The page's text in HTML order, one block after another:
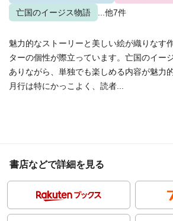
亡国のイージス物語
...他7件
魅力的なストーリーと美しい絵が織りなす
ターの個性が際立っています。亡国のイー
ありながら、単独でも楽しめる内容が魅力
月行は特にかっこよく、読者...
書店などで詳細を見る